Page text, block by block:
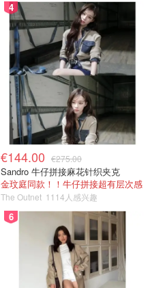
4
€144.00 €275.00
Sandro 牛仔拼接麻花针织夹克
金玟庭同款！！牛仔拼接超有层次感
The Outnet 1114人感兴趣
6